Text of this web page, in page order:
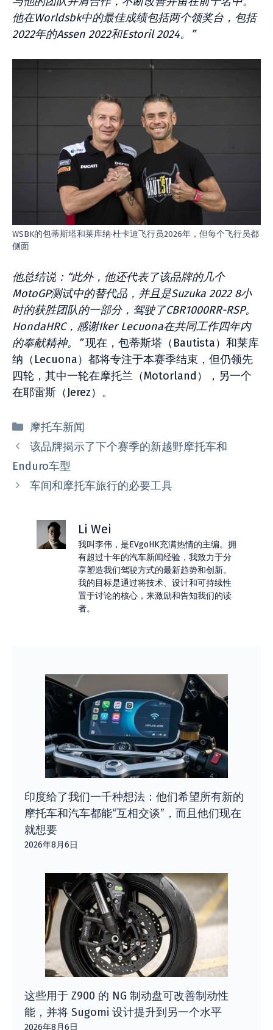
他在Worldsbk中的最佳成绩包括两个领奖台，包括
2022年的Assen 2022和Estoril 2024。”
WSBK的包蒂斯塔和莱库纳·杜卡迪飞行员2026年，但每个飞行员都
侧面
他总结说：“此外，他还代表了该品牌的几个
MotoGP测试中的替代品，并且是Suzuka 2022 8小
时的获胜团队的一部分，驾驶了CBR1000RR-RSP。
HondaHRC，感谢Iker Lecuona在共同工作四年内
的奉献精神。”现在，包蒂斯塔（Bautista）和莱库
纳（Lecuona）都将专注于本赛季结束，但仍领先
四轮，其中一轮在摩托兰（Motorland），另一个
在耶雷斯（Jerez）。
分
类
摩托车新闻
该品牌揭示了下个赛季的新越野摩托车和
Enduro车型
车间和摩托车旅行的必要工具
Li Wei
我叫李伟，是EVgoHK充满热情的主编。拥
有超过十年的汽车新闻经验，我致力于分
享塑造我们驾驶方式的最新趋势和创新。
我的目标是通过将技术、设计和可持续性
置于讨论的核心，来激励和告知我们的读
者。
印度给了我们一千种想法：他们希望所有新的
摩托车和汽车都能“互相交谈”，而且他们现在
就想要
2026年8月6日
这些用于 Z900 的 NG 制动盘可改善制动性
能，并将 Sugomi 设计提升到另一个水平
2026年8月6日